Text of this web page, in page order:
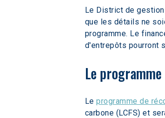
Le District de
que les détails ne
programme. Le
d'entrepôts pourront
Le
Le programme de
carbone (LCFS) et